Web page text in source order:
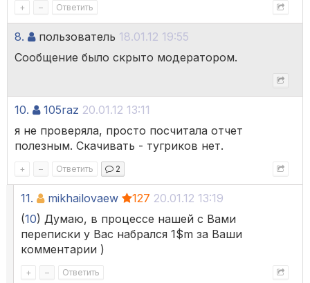
+ – Ответить
8. пользователь 18.01.12 19:55
Сообщение было скрыто модератором.
10. 105raz 20.01.12 13:11
я не проверяла, просто посчитала отчет
полезным. Скачивать - тугриков нет.
+ – Ответить 2
11. mikhailovaew 127 20.01.12 13:19
(10) Думаю, в процессе нашей с Вами
переписки у Вас набрался 1$m за Ваши
комментарии )
+ – Ответить